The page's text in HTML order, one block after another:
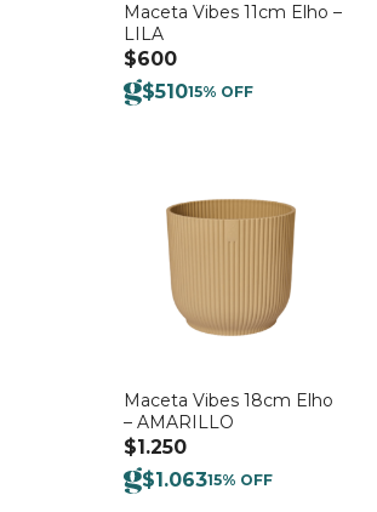
Maceta Vibes 11cm Elho –
LILA
$600
$51015% OFF
Maceta Vibes 18cm Elho
– AMARILLO
$1.250
$1.06315% OFF